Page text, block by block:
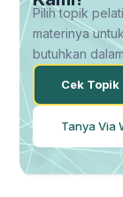
Pilih topik
materinya
butuhkan
Cek
Tanya Via